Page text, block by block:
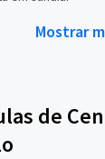
Mostrar
de